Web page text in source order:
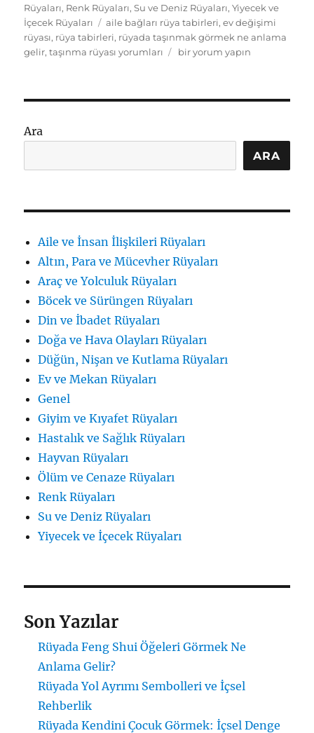
Rüyaları, Renk Rüyaları,Su ve Deniz Rüyaları,Yiyecek ve
İçecek Rüyaları
Etiketler
aile bağları rüya tabirleri,ev değişimi
rüyası, rüya tabirleri, rüyada taşınmak görmek ne anlama
gelir,taşınma rüyası yorumları
Rüyada
İçsel
ve
için
bir yorum yapın
Ara
ARA
Aile ve İnsan İlişkileri Rüyaları
Altın, Para ve Mücevher Rüyaları
Araç ve Yolculuk Rüyaları
Böcek ve Sürüngen Rüyaları
Din ve İbadet Rüyaları
Doğa ve Hava Olayları Rüyaları
Düğün, Nişan ve Kutlama Rüyaları
Ev ve Mekan Rüyaları
Genel
Giyim ve Kıyafet Rüyaları
Hastalık ve Sağlık Rüyaları
Hayvan Rüyaları
Ölüm ve Cenaze Rüyaları
Renk Rüyaları
Su ve Deniz Rüyaları
Yiyecek ve İçecek Rüyaları
Son Yazılar
Rüyada Feng Shui Öğeleri Görmek Ne
Anlama Gelir?
Rüyada Yol Ayrımı Sembolleri ve İçsel
Rehberlik
Rüyada Kendini Çocuk Görmek: İçsel Denge